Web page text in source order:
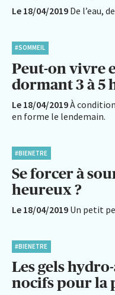
Le 18/04/2019 De l’eau,
#SOMMEIL
Peut-on vivre
dormant 3 à 5
Le 18/04/2019À
en forme le lendemain.
#BIENETRE
Se forcer à
heureux ?
Le 18/04/2019 Un petit
#BIENETRE
Les gels
nocifs pour la